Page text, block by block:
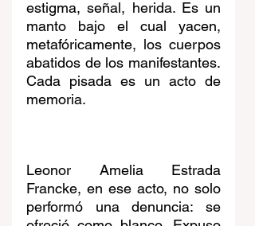
estigma, señal, herida. Es un
manto bajo el cual yacen,
metafóricamente, los cuerpos
abatidos de los manifestantes.
Cada pisada es un acto de
memoria.
Leonor Amelia Estrada
Francke, en ese acto, no solo
performó una denuncia: se